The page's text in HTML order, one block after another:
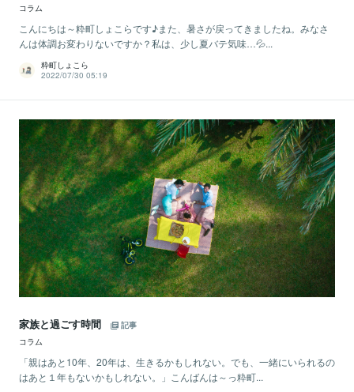
コラム
こんにちは～粋町しょこらです♪また、暑さが戻ってきましたね。みなさ
んは体調お変わりないですか？私は、少し夏バテ気味…💦...
粋町しょこら
2022/07/30 05:19
家族と過ごす時間
記事
コラム
「親はあと10年、20年は、生きるかもしれない。でも、一緒にいられるの
はあと１年もないかもしれない。」こんばんは～っ粋町...